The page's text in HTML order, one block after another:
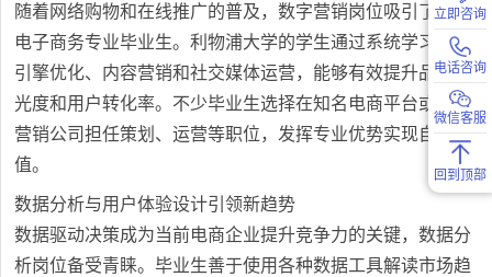
随着网络购物和在线推广的普及，数字营销岗位吸引了大量
电子商务专业毕业生。利物浦大学的学生通过系统学习搜索
引擎优化、内容营销和社交媒体运营，能够有效提升品牌曝
光度和用户转化率。不少毕业生选择在知名电商平台或数字
营销公司担任策划、运营等职位，发挥专业优势实现自我价
值。
数据分析与用户体验设计引领新趋势
数据驱动决策成为当前电商企业提升竞争力的关键，数据分
析岗位备受青睐。毕业生善于使用各种数据工具解读市场趋
立即咨询
电话咨询
微信客服
回到顶部